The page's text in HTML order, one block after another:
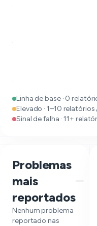
Linha de base · 0
Elevado · 1–10
Sinal de falha · 11+
Problemas
mais
reportados
—
Nenhum problema
reportado nas